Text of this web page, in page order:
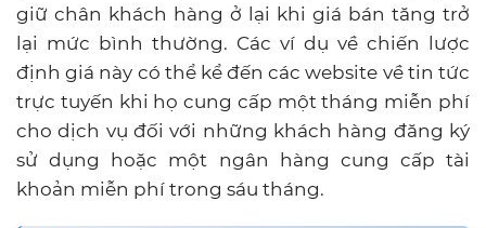
giữ chân khách hàng ở lại khi giá bán tăng trở
lại mức bình thường. Các ví dụ về chiến lược
định giá này có thể kể đến các website về tin tức
trực tuyến khi họ cung cấp một tháng miễn phí
cho dịch vụ đối với những khách hàng đăng ký
sử dụng hoặc một ngân hàng cung cấp tài
khoản miễn phí trong sáu tháng.